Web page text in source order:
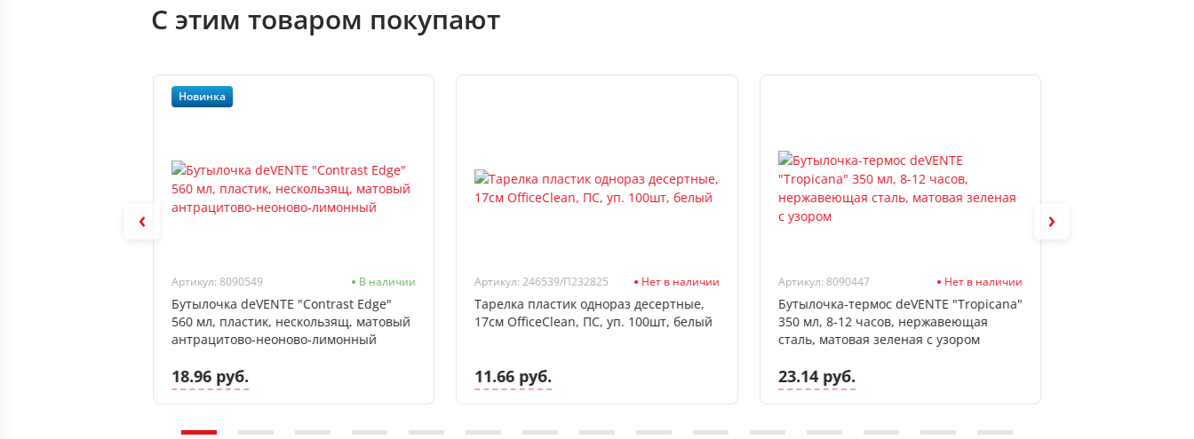
С этим товаром покупают
Новинка
Артикул: 8090549 В наличии
Бутылочка deVENTE "Contrast Edge"
560 мл, пластик, нескользящ, матовый
антрацитово-неоново‑лимонный
18.96 руб.
Артикул: 246539/П232825 Нет в наличии
Тарелка пластик однораз десертные,
17см OfficeClean, ПС, уп. 100шт, белый
11.66 руб.
Артикул: 8090447 Нет в наличии
Бутылочка-термос deVENTE "Tropicana"
350 мл, 8-12 часов, нержавеющая
сталь, матовая зеленая с узором
23.14 руб.